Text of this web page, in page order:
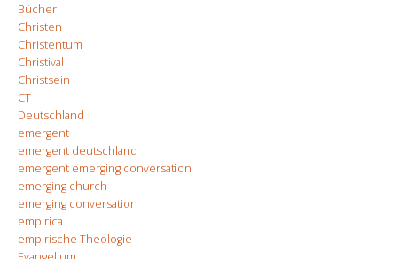
Bücher
Christen
Christentum
Christival
Christsein
CT
Deutschland
emergent
emergent deutschland
emergent emerging conversation
emerging church
emerging conversation
empirica
empirische Theologie